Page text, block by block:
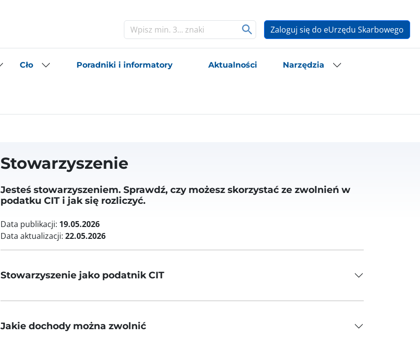
Zaloguj się do eUrzędu Skarbowego
Cło Poradniki i informatory Aktualności Narzędzia
Stowarzyszenie
Jesteś stowarzyszeniem. Sprawdź, czy możesz skorzystać ze zwolnień w
podatku CIT i jak się rozliczyć.
Data publikacji: 19.05.2026
Data aktualizacji: 22.05.2026
Stowarzyszenie jako podatnik CIT
Jakie dochody można zwolnić